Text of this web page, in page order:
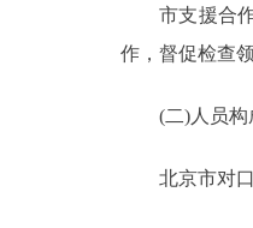
市支援合作
作，督促检查
(二)人员构
北京市对口